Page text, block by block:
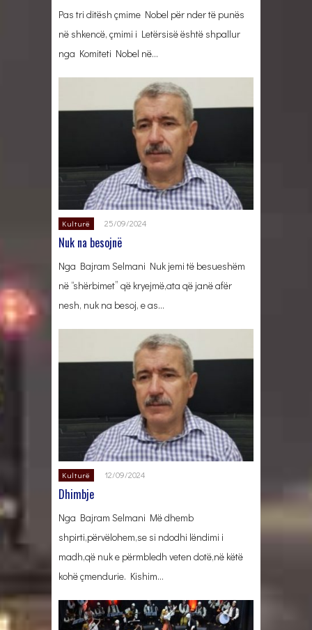
Pas tri ditësh çmime Nobel për nder të punës
në shkencë, çmimi i Letërsisë është shpallur
nga Komiteti Nobel në…
Kulturë 25/09/2024
Nuk na besojnë
Nga Bajram Selmani Nuk jemi të besueshëm
në “shërbimet” që kryejmë,ata që janë afër
nesh, nuk na besoj, e as…
Kulturë 12/09/2024
Dhimbje
Nga Bajram Selmani Më dhemb
shpirti,përvëlohem,se si ndodhi lëndimi i
madh,që nuk e përmbledh veten dotë,në këtë
kohë çmendurie. Kishim…